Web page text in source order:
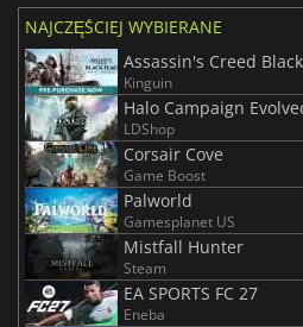
NAJCZĘŚCIEJ WYBIERANE
Assassin's Creed
Kinguin
Halo Campaign
LDShop
Corsair Cove
Game Boost
Palworld
Gamesplanet US
Mistfall Hunter
Steam
EA SPORTS FC 27
Eneba